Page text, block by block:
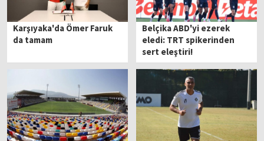
Karşıyaka'da Ömer Faruk
da tamam
Belçika ABD'yi ezerek
eledi: TRT spikerinden
sert eleştiri!